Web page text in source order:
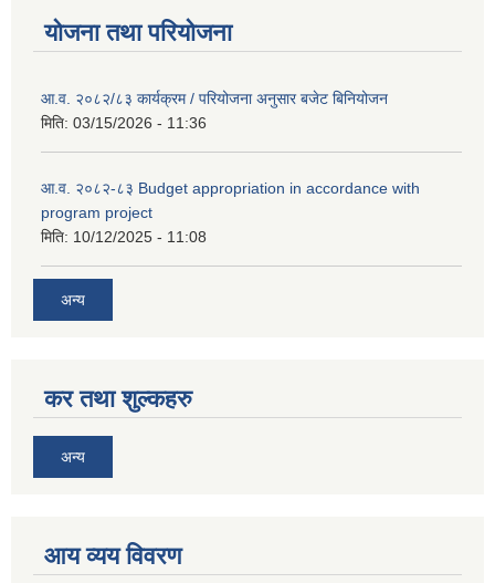
योजना तथा परियोजना
आ.व. २०८२/८३ कार्यक्रम / परियोजना अनुसार बजेट बिनियोजन
मिति: 03/15/2026 - 11:36
आ.व. २०८२-८३ Budget appropriation in accordance with
program project
मिति: 10/12/2025 - 11:08
अन्य
कर तथा शुल्कहरु
अन्य
आय व्यय विवरण